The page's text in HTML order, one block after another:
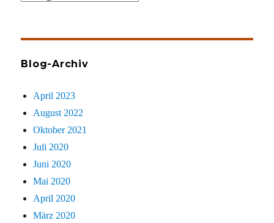
Blog-Archiv
April 2023
August 2022
Oktober 2021
Juli 2020
Juni 2020
Mai 2020
April 2020
März 2020